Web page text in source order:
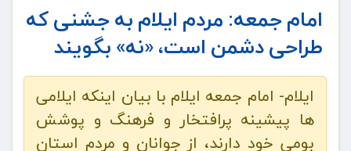
امام جمعه: مردم ایلام به جشنی که
طراحی دشمن است، «نه» بگویند
ایلام- امام جمعه ایلام با بیان اینکه ایلامی
ها پیشینه پرافتخار و فرهنگ و پوشش
بومی خود دارند، از جوانان و مردم استان